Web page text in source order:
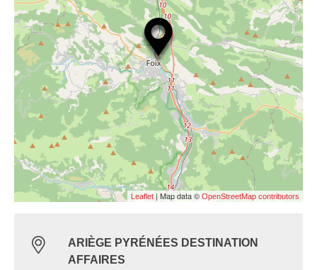
Leaflet | Map data © OpenStreetMap contributors
ARIÈGE PYRÉNÉES DESTINATION
AFFAIRES